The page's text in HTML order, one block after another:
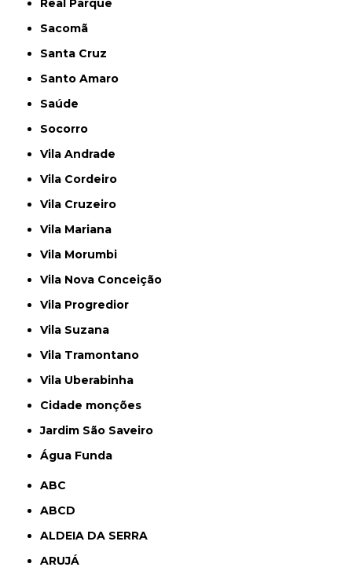
Real Parque
Sacomã
Santa Cruz
Santo Amaro
Saúde
Socorro
Vila Andrade
Vila Cordeiro
Vila Cruzeiro
Vila Mariana
Vila Morumbi
Vila Nova Conceição
Vila Progredior
Vila Suzana
Vila Tramontano
Vila Uberabinha
cidade monções
jardim São Saveiro
Água Funda
ABC
ABCD
ALDEIA DA SERRA
ARUJÁ